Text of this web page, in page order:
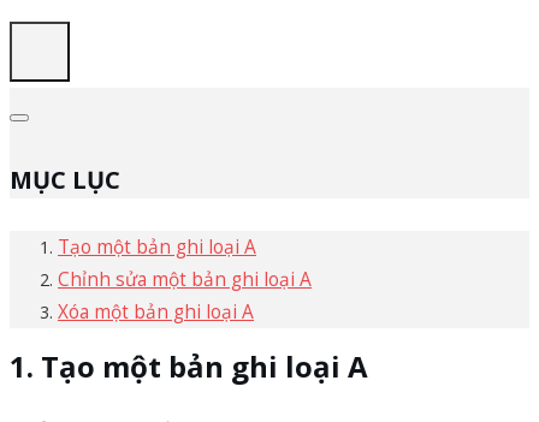
MỤC LỤC
Tạo một bản ghi loại A
Chỉnh sửa một bản ghi loại A
Xóa một bản ghi loại A
Tạo một bản ghi loại A